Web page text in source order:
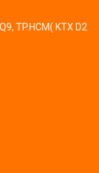
TP.HCM( KTX D2